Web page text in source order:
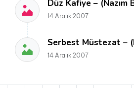
Düz Kafiye – (Nazım
14 Aralık 2007
Serbest Müstezat –
14 Aralık 2007